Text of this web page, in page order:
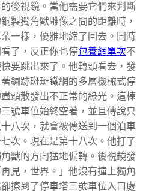
後視鏡。當他需要它們來判斷
製獨角獸雕像之間的距離時，
一樣，優雅地縮了回去。同時
了，反正你也停包養網單次不
要跳出來了。他轉頭看去，發
鏽跡斑斑鐵網的多層機械式停
頭散發出不正常的綠光。這棟
號車位始終空著，並且傳說只
八次，就會被傳送到一個泊車
次。現在是第十八次。他打了
獸的方向猛地偏轉。後視鏡發
見，世界。」他沒有撞上獨角
擦到了停車塔三號車位入口處